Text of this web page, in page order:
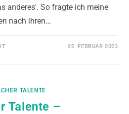
anderes'. So fragte ich meine
nach ihren…
22. FEBRUAR 2023
TALENTE
Talente –